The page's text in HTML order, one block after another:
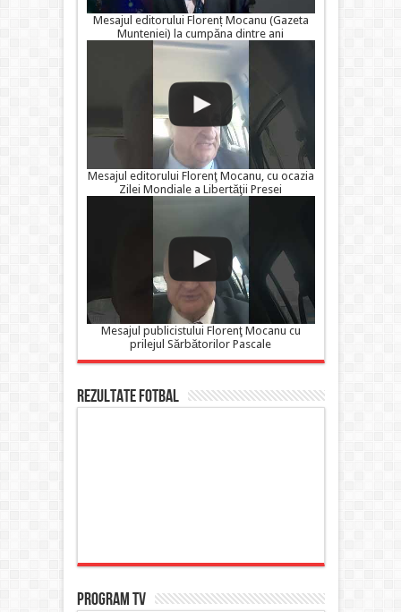
Mesajul editorului Florenț Mocanu (Gazeta
Munteniei) la cumpăna dintre ani
Mesajul editorului Florenţ Mocanu, cu ocazia
Zilei Mondiale a Libertăţii Presei
Mesajul publicistului Florenţ Mocanu cu
prilejul Sărbătorilor Pascale
Rezultate FOTBAL
PROGRAM TV